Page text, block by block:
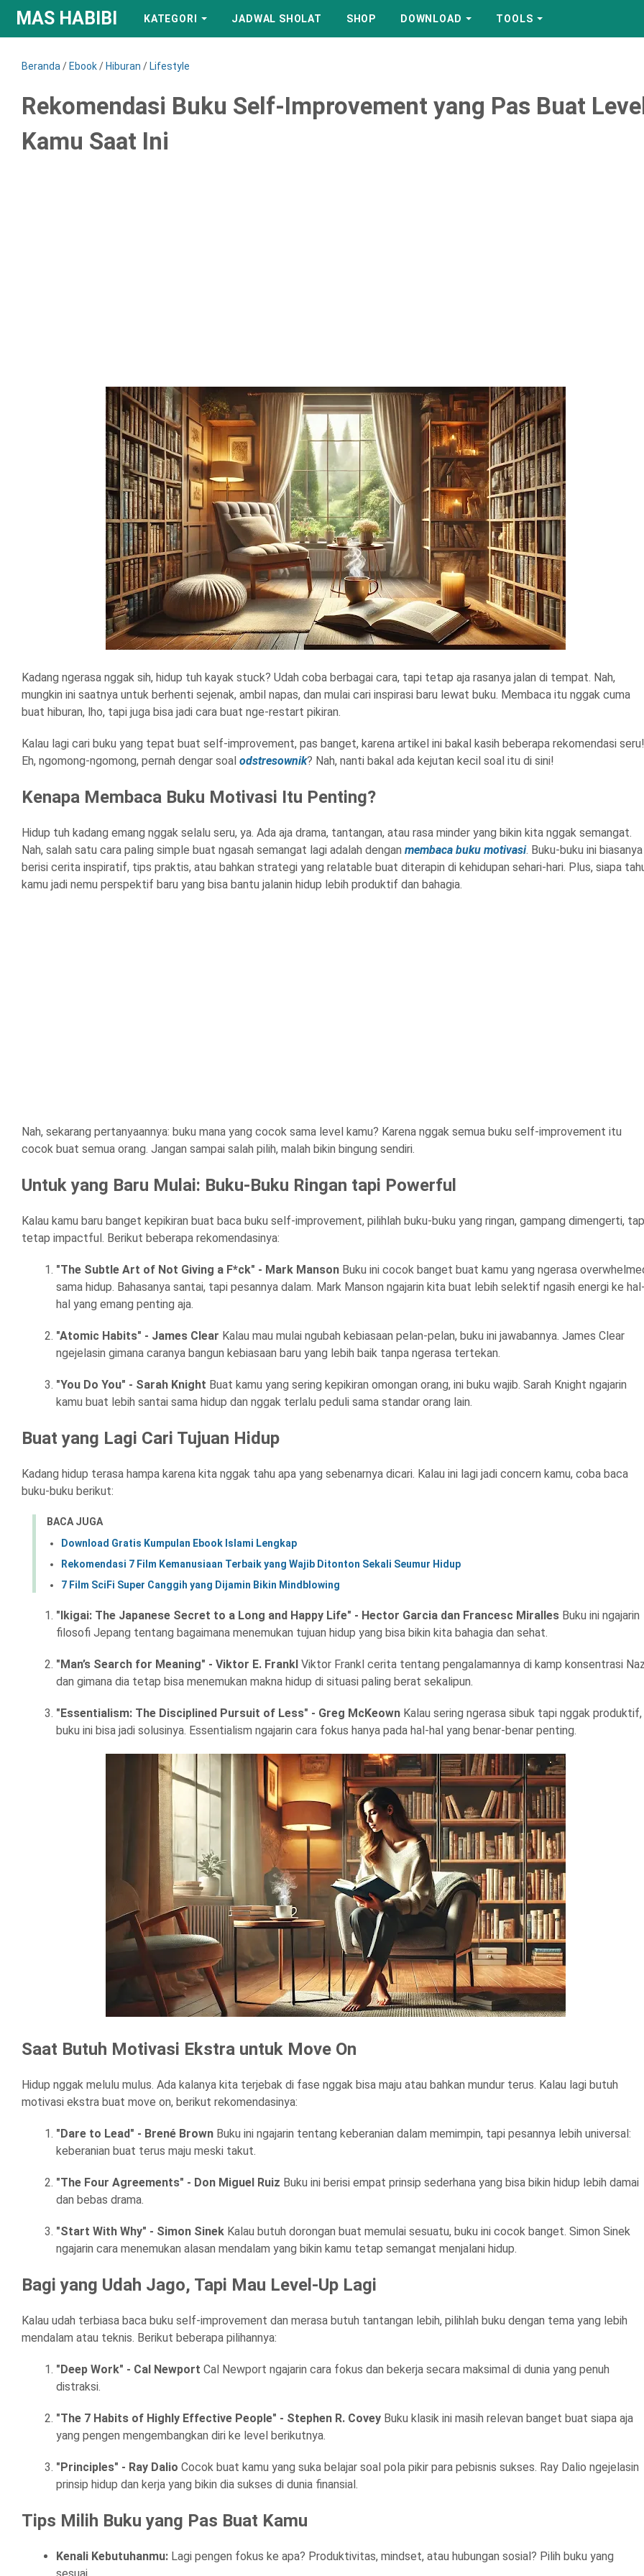
MAS HABIBI KATEGORI JADWAL SHOLAT SHOP DOWNLOAD TOOLS
Beranda / Ebook/ Hiburan / Lifestyle
Rekomendasi Buku Self-Improvement yang Pas Buat
Kamu Saat Ini
Kadang ngerasa nggak sih, hidup tuh kayak stuck? Udah coba berbagai cara, tapi tetap aja rasanya jalan di tempat. Nah,
mungkin ini saatnya untuk berhenti sejenak, ambil napas, dan mulai cari inspirasi baru lewat buku. Membaca itu nggak cuma
buat hiburan, lho, tapi juga bisa jadi cara buat nge-restart pikiran.
Kalau lagi cari buku yang tepat buat self-improvement, pas banget, karena artikel ini bakal kasih beberapa rekomendasi seru!
Eh, ngomong-ngomong, pernah dengar soal odstresownik? Nah, nanti bakal ada kejutan kecil soal itu di sini!
Kenapa Membaca Buku Motivasi Itu Penting?
Hidup tuh kadang emang nggak selalu seru, ya. Ada aja drama, tantangan, atau rasa minder yang bikin kita nggak semangat.
Nah, salah satu cara paling simple buat ngasah semangat lagi adalah dengan membaca buku motivasi. Buku-buku ini biasanya
berisi cerita inspiratif, tips praktis, atau bahkan strategi yang relatable buat diterapin di kehidupan sehari-hari. Plus, siapa
kamu jadi nemu perspektif baru yang bisa bantu jalanin hidup lebih produktif dan bahagia.
Nah, sekarang pertanyaannya: buku mana yang cocok sama level kamu? Karena nggak semua buku self-improvement itu
cocok buat semua orang. Jangan sampai salah pilih, malah bikin bingung sendiri.
Untuk yang Baru Mulai: Buku-Buku Ringan tapi Powerful
Kalau kamu baru banget kepikiran buat baca buku self-improvement, pilihlah buku-buku yang ringan, gampang dimengerti,
tetap impactful. Berikut beberapa rekomendasinya:
"The Subtle Art of Not Giving a F*ck" - Mark Manson Buku ini cocok banget buat kamu yang ngerasa
sama hidup. Bahasanya santai, tapi pesannya dalam. Mark Manson ngajarin kita buat lebih selektif ngasih energi ke
hal yang emang penting aja.
"Atomic Habits" - James Clear Kalau mau mulai ngubah kebiasaan pelan-pelan, buku ini jawabannya. James Clear
ngejelasin gimana caranya bangun kebiasaan baru yang lebih baik tanpa ngerasa tertekan.
"You Do You" - Sarah Knight Buat kamu yang sering kepikiran omongan orang, ini buku wajib. Sarah Knight ngajarin
kamu buat lebih santai sama hidup dan nggak terlalu peduli sama standar orang lain.
Buat yang Lagi Cari Tujuan Hidup
Kadang hidup terasa hampa karena kita nggak tahu apa yang sebenarnya dicari. Kalau ini lagi jadi concern kamu, coba baca
buku-buku berikut:
BACA JUGA
Download Gratis Kumpulan Ebook Islami Lengkap
Rekomendasi 7 Film Kemanusiaan Terbaik yang Wajib Ditonton Sekali Seumur Hidup
7 Film SciFi Super Canggih yang Dijamin Bikin Mindblowing
"Ikigai: The Japanese Secret to a Long and Happy Life" - Hector Garcia dan Francesc Miralles Buku ini ngajarin
filosofi Jepang tentang bagaimana menemukan tujuan hidup yang bisa bikin kita bahagia dan sehat.
"Man’s Search for Meaning" - Viktor E. Frankl Viktor Frankl cerita tentang pengalamannya di kamp konsentrasi
dan gimana dia tetap bisa menemukan makna hidup di situasi paling berat sekalipun.
"Essentialism: The Disciplined Pursuit of Less" - Greg McKeown Kalau sering ngerasa sibuk tapi nggak produktif,
buku ini bisa jadi solusinya. Essentialism ngajarin cara fokus hanya pada hal-hal yang benar-benar penting.
Saat Butuh Motivasi Ekstra untuk Move On
Hidup nggak melulu mulus. Ada kalanya kita terjebak di fase nggak bisa maju atau bahkan mundur terus. Kalau lagi butuh
motivasi ekstra buat move on, berikut rekomendasinya:
"Dare to Lead" - Brené Brown Buku ini ngajarin tentang keberanian dalam memimpin, tapi pesannya lebih universal:
keberanian buat terus maju meski takut.
"The Four Agreements" - Don Miguel Ruiz Buku ini berisi empat prinsip sederhana yang bisa bikin hidup lebih damai
dan bebas drama.
"Start With Why" - Simon Sinek Kalau butuh dorongan buat memulai sesuatu, buku ini cocok banget. Simon Sinek
ngajarin cara menemukan alasan mendalam yang bikin kamu tetap semangat menjalani hidup.
Bagi yang Udah Jago, Tapi Mau Level-Up Lagi
Kalau udah terbiasa baca buku self-improvement dan merasa butuh tantangan lebih, pilihlah buku dengan tema yang lebih
mendalam atau teknis. Berikut beberapa pilihannya:
"Deep Work" - Cal Newport Cal Newport ngajarin cara fokus dan bekerja secara maksimal di dunia yang penuh
distraksi.
"The 7 Habits of Highly Effective People" - Stephen R. Covey Buku klasik ini masih relevan banget buat siapa aja
yang pengen mengembangkan diri ke level berikutnya.
"Principles" - Ray Dalio Cocok buat kamu yang suka belajar soal pola pikir para pebisnis sukses. Ray Dalio ngejelasin
prinsip hidup dan kerja yang bikin dia sukses di dunia finansial.
Tips Milih Buku yang Pas Buat Kamu
Kenali Kebutuhanmu: Lagi pengen fokus ke apa? Produktivitas, mindset, atau hubungan sosial? Pilih buku yang